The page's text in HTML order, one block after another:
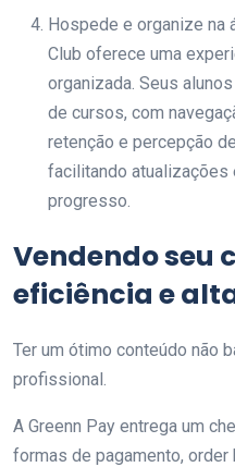
Hospede e organize na
Club oferece uma
organizada. Seus
de cursos, com
retenção e percepção
facilitando atualizações
progresso.
Vendendo seu
eficiência e
Ter um ótimo conteúdo não
profissional.
A Greenn Pay entrega um
formas de pagamento, order